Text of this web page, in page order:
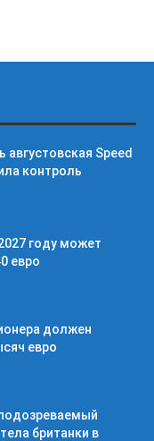
августовская Speed
контроль
году может
евро
должен
евро
британки в